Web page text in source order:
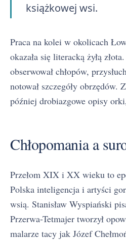
książkowej wsi.
Praca na kolei w okolicach
okazała się literacką żyłą
obserwował chłopów,
notował szczegóły obrzędów.
później drobiazgowe opisy
Chłopomania a
Przełom XIX i XX wieku to
Polska inteligencja i artyści
wsią. Stanisław Wyspiański
Przerwa-Tetmajer tworzył
malarze tacy jak Józef